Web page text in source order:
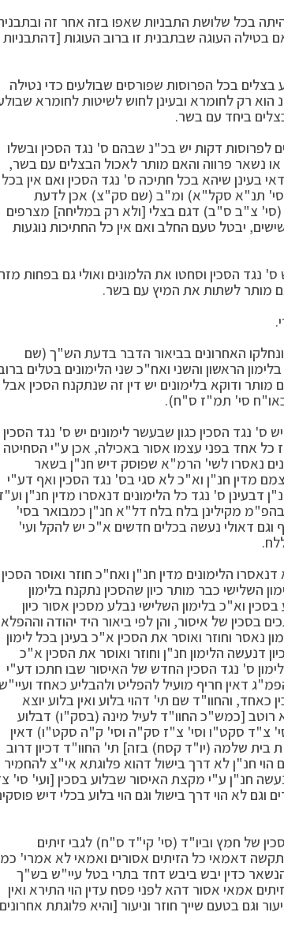
בכל שלושת התבניות שאפו בזה אחר זה
העוגה שבתבנית זו ברוב העוגות [דהתבניות
בצלים בכל הפרוסות שפורסים שבולעים כדי נטילה
רק לחומרא ובעינן לחוש לשיטות לחומרא
ביחד עם בשר.
לפרוסות דקות יש בכ"נ שבהם ס' נגד הסכין ובשלו
נשאר פרווה והאם מותר לאכול הבצלים עם בשר,
שיהא בכל חתיכה ס' נגד הסכין ואם אין בכל
(סי' תנ"א סקל"א) ומ"ב (שם סק"צ) אכן לדעת
צ"ב ס"ב) דגם בצלי [ולא רק במליחה] מצרפים
יבטל טעם החלב ואם אין כל החתיכות נוגעות
נגד הסכין וסחטו את הלמונים ואולי גם בפחות
מותר לשתות את המיץ עם בשר.
האחרונים בביאור הדבר בדעת הש"ך (שם
הראשון והשני ואח"כ שני הלימונים בטלים
ודוקא בלימונים יש דין זה שנתקנח הסכין אבל
סי' תמ"ז ס"ח).
ס' נגד הסכין כגון שבעשר לימונים יש ס' נגד הסכין
כל אחד בפני עצמו אסור באכילה, אכן ע"י הסחיטה
נאסרו לשי' הרמ"א שפוסק דיש חנ"ן בשאר
מדין חנ"ן וא"כ לא סגי בס' נגד הסכין ואף דע"י
ס' נגד כל הלימונים דנאסרו מדין חנ"ן
מקילינן בלח בלח דל"א חנ"ן כמבואר בסי'
דאולי נעשה בכלים חדשים א"כ יש להקל ועי'
הלימונים מדין חנ"ן ואח"כ חוזר ואוסר הסכין
השלישי כבר מותר כיון שהסכין נתקנח בלימון
וא"כ בלימון השלישי נבלע מסכין אסור כיון
בסכין של איסור, והן לפי ביאור היד יהודה
נאסר וחוזר ואוסר את הסכין א"כ בעינן בכל לימון
דנעשה הלימון חנ"ן וחוזר ואוסר את הסכין א"כ
ס' נגד הסכין החדש של האיסור שבו חתכו דע"י
דאין חריף מועיל להפליט ולהבליע כאחד
והחוו"ד שם תי' דהוי בלוע ואין בלוע יוצא
רוטב [כמש"כ החוו"ד לעיל מינה (בסק"ו) דבלוע
צ"ד סקט"ו וסי' צ"ז סק"ה וסי' ק"ה סקט"ו) דאין
בית שלמה (יו"ד קסח) בזה] תי' החוו"ד דכיון דרוב
הוי חנ"ן לא דרך בישול דהוא פלוגתא אי"צ להחמיר
חנ"ן ע"י מקצת האיסור שבלוע בסכין [ועי' סי'
לא הוי דרך בישול וגם הוי בלוע בכלי דיש
של חמץ וביו"ד (סי' קי"ד ס"ח) לגבי זיתים
דאמאי כל הזיתים אסורים ואמאי לא אמרי'
הנשאר כדין יבש ביבש דחד בתרי בטל עיי"ש בש"ך
אמאי אסור דהא לפני פסח עדין הוי התירא ואין
וגם בטעם שייך חוזר וניעור [והיא פלוגתת אחרונים